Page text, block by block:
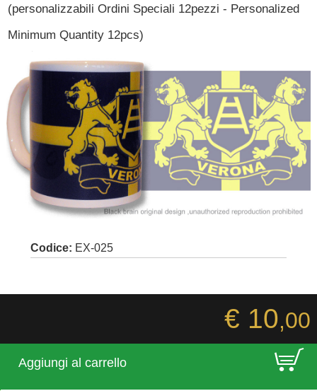
(personalizzabili Ordini Speciali 12pezzi - Personalized
Minimum Quantity 12pcs)
Codice: EX-025
€ 10,00
Aggiungi al carrello E